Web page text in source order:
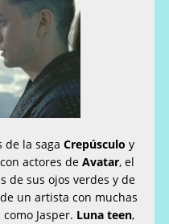
de la sagaCrepúsculo y
actores deAvatar, el
de sus ojos verdes y de
un artista con muchas
Jasper. Luna teen,